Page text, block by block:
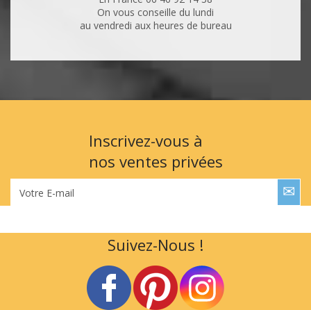
On vous conseille du lundi
au vendredi aux heures de bureau
Inscrivez-vous à
nos ventes privées
Votre E-mail
Suivez-Nous !